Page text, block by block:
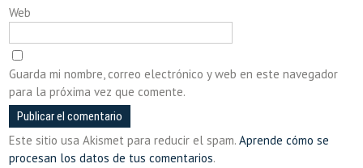
Web
Guarda mi nombre, correo electrónico y web en este navegador
para la próxima vez que comente.
Este sitio usa Akismet para reducir el spam.Aprende cómo se
procesan los datos de tus comentarios.